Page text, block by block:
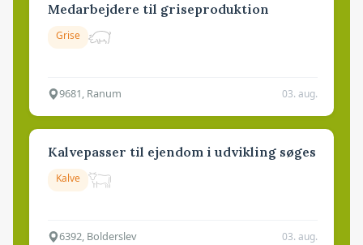
Medarbejdere til griseproduktion
Grise
9681, Ranum 03. aug.
Kalvepasser til ejendom i udvikling søges
Kalve
6392, Bolderslev 03. aug.